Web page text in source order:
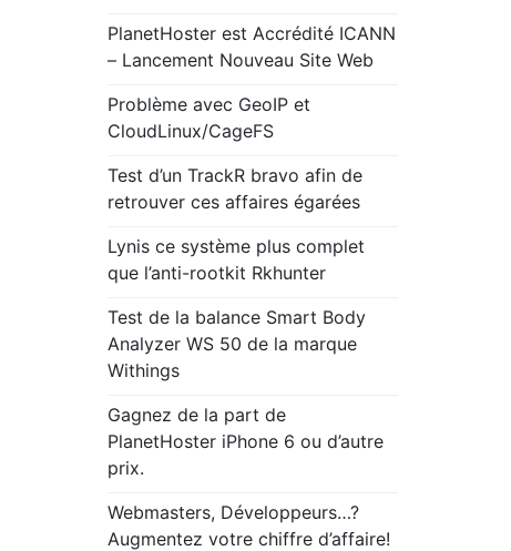
PlanetHoster est Accrédité ICANN
– Lancement Nouveau Site Web
Problème avec GeoIP et
CloudLinux/CageFS
Test d’un TrackR bravo afin de
retrouver ces affaires égarées
Lynis ce système plus complet
que l’anti-rootkit Rkhunter
Test de la balance Smart Body
Analyzer WS 50 de la marque
Withings
Gagnez de la part de
PlanetHoster iPhone 6 ou d’autre
prix.
Webmasters, Développeurs…?
Augmentez votre chiffre d’affaire!